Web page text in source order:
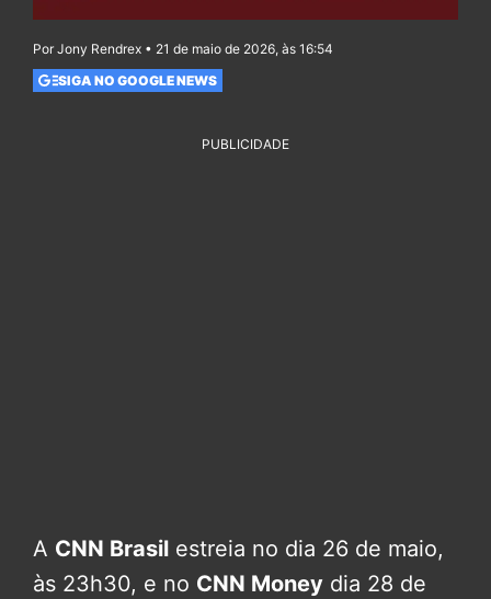
Por Jony Rendrex • 21 de maio de 2026, às 16:54
SIGA NO GOOGLE NEWS
PUBLICIDADE
A CNN Brasil estreia no dia 26 de maio,
às 23h30, e no CNN Money dia 28 de